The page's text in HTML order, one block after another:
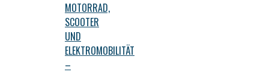
MOTORRAD,
SCOOTER
UND
ELEKTROMOBILITÄT
–